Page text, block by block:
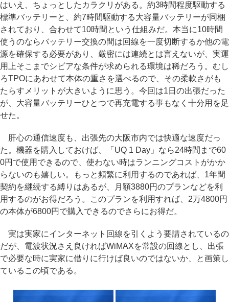
はいえ、ちょっとしたカラクリがある。約3時間程度駆動する
標準バッテリーと、約7時間駆動する大容量バッテリーが同梱
されており、合わせて10時間という仕組みだ。本当に10時間
使うのならバッテリー交換の間は回線を一度切断するか他の電
源を確保する必要があり、厳密には連続とは言えないが、実運
用上そこまでシビアな条件が求められる環境は稀だろう。むし
ろTPOにあわせて本体の重さを選べるので、その柔軟さがも
たらすメリットが大きいように思う。今回は1日の出張だった
が、大容量バッテリーひとつで再充電する事もなく十分用を足
せた。
肝心の通信速度も、出張先の大阪市内では快適な速度だっ
た。機器を購入しておけば、「UQ 1 Day」なら24時間まで60
0円で使用できるので、使わない時はランニングコストがかか
らないのも嬉しい。もっと頻繁に利用するのであれば、1年間
契約を継続する縛りはあるが、月額3880円のプランなどを利
用するのがお得だろう。このプランを利用すれば、2万4800円
の本体が6800円で購入できるのでさらにお得だ。
実は実家にインターネット回線を引くよう要請されているの
だが、電波状況さえ良ければWiMAXを常設の回線とし、出張
で必要な時に実家に借りに行けば良いのではないか、と画策し
ているこの頃である。